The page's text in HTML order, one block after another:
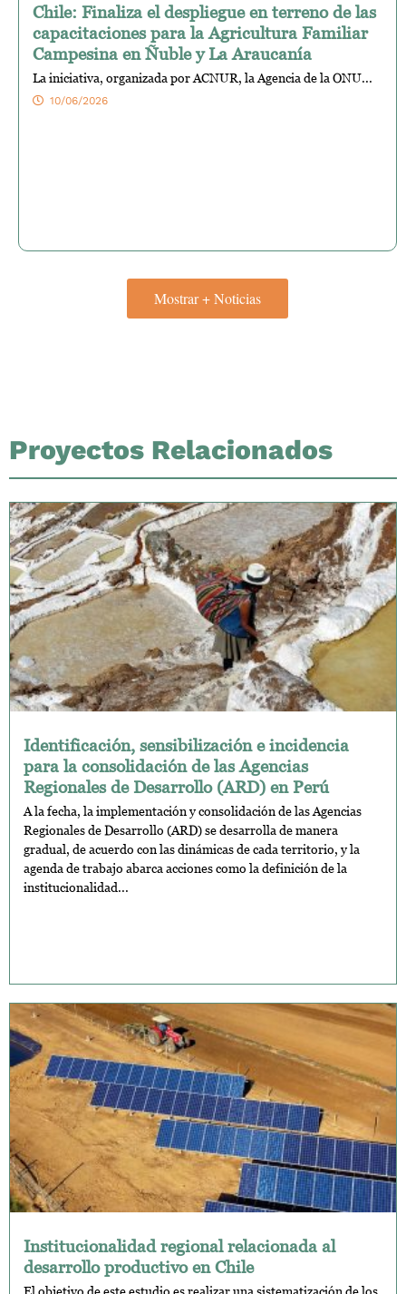
Chile: Finaliza el despliegue en terreno de las
capacitaciones para la Agricultura Familiar
Campesina en Ñuble y La Araucanía
La iniciativa, organizada por ACNUR, la Agencia de la ONU...
10/06/2026
Mostrar + Noticias
Proyectos Relacionados
Identificación, sensibilización e incidencia
para la consolidación de las Agencias
Regionales de Desarrollo (ARD) en Perú
A la fecha, la implementación y consolidación de las Agencias
Regionales de Desarrollo (ARD) se desarrolla de manera
gradual, de acuerdo con las dinámicas de cada territorio, y la
agenda de trabajo abarca acciones como la definición de la
institucionalidad...
Institucionalidad regional relacionada al
desarrollo productivo en Chile